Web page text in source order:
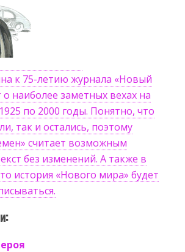
к 75-летию журнала «Новый
наиболее заметных вехах на
по 2000 годы. Понятно, что
так и остались, поэтому
считает возможным
без изменений. А также в
история «Нового мира» будет